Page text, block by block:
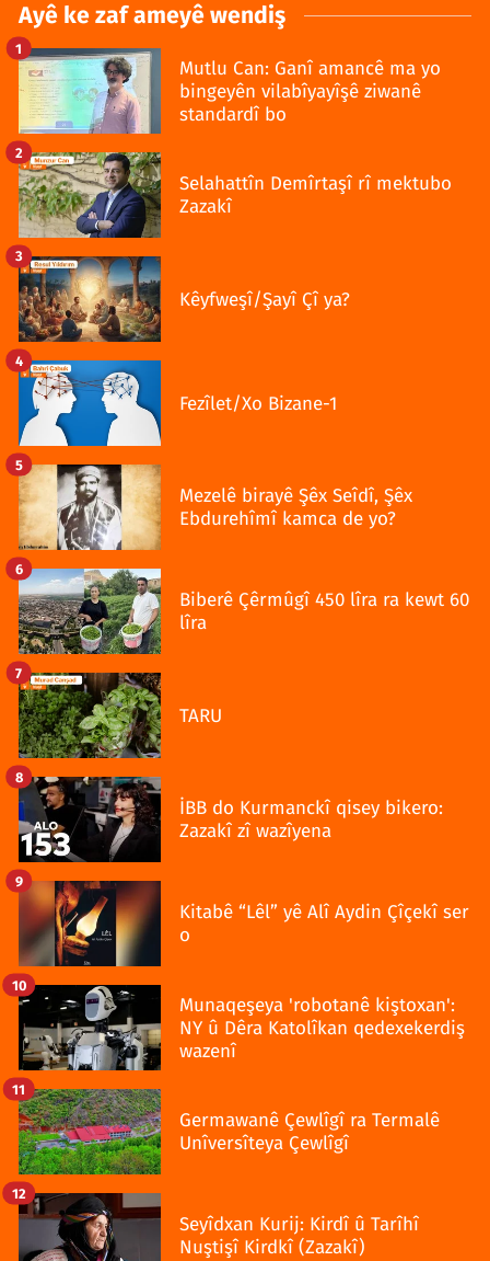
Ayê ke zaf ameyê wendiş
Mutlu Can: Ganî amancê ma yo
bingeyên vilabîyayîşê ziwanê
standardî bo
1
Selahattîn Demîrtaşî rî mektubo
Zazakî
2
Kêyfweşî/Şayî Çî ya?
3
Fezîlet/Xo Bizane-1
4
Mezelê birayê Şêx Seîdî, Şêx
Ebdurehîmî kamca de yo?
5
Biberê Çêrmûgî 450 lîra ra kewt 60
lîra
6
TARU
7
İBB do Kurmanckî qisey bikero:
Zazakî zî wazîyena
8
Kitabê “Lêl” yê Alî Aydin Çîçekî ser
o
9
Munaqeşeya 'robotanê kiştoxan':
NY û Dêra Katolîkan qedexekerdiş
wazenî
10
Germawanê Çewlîgî ra Termalê
Unîversîteya Çewlîgî
11
Seyîdxan Kurij: Kirdî û Tarîhî
Nuştişî Kirdkî (Zazakî)
12